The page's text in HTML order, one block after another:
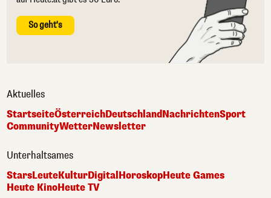
So geht's
Aktuelles
StartseiteÖsterreichDeutschlandNachrichtenSport
CommunityWetterNewsletter
Unterhaltsames
StarsLeuteKulturDigital HoroskopHeute Games
Heute KinoHeute TV